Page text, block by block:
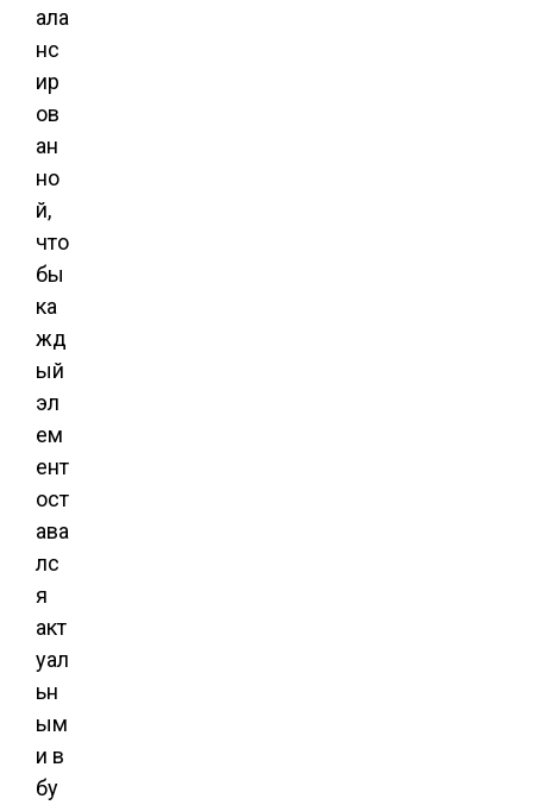
ала
нс
ир
ов
ан
но
й,
что
бы
ка
жд
ый
эл
ем
ент
ост
ава
лс
я
акт
уал
ьн
ым
и в
бу